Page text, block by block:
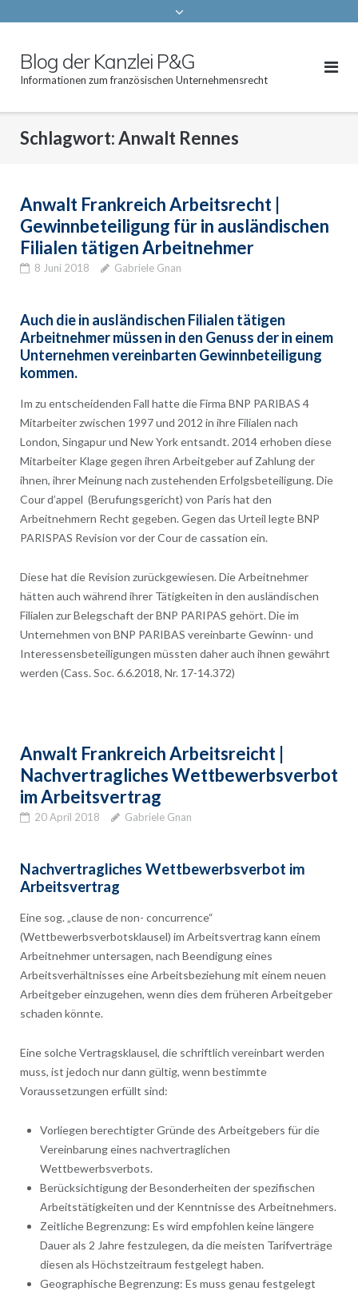
Blog der Kanzlei P&G
Informationen zum französischen Unternehmensrecht
Schlagwort:Anwalt Rennes
Anwalt Frankreich Arbeitsrecht |
Gewinnbeteiligung für in ausländischen
Filialen tätigen Arbeitnehmer
8 Juni 2018 Gabriele Gnan
Auch die in ausländischen Filialen tätigen
Arbeitnehmer müssen in den Genuss der in einem
Unternehmen vereinbarten Gewinnbeteiligung
kommen.
Im zu entscheidenden Fall hatte die Firma BNP PARIBAS 4
Mitarbeiter zwischen 1997 und 2012 in ihre Filialen nach
London, Singapur und New York entsandt. 2014 erhoben diese
Mitarbeiter Klage gegen ihren Arbeitgeber auf Zahlung der
ihnen, ihrer Meinung nach zustehenden Erfolgsbeteiligung. Die
Cour d’appel (Berufungsgericht) von Paris hat den
Arbeitnehmern Recht gegeben. Gegen das Urteil legte BNP
PARISPAS Revision vor der Cour de cassation ein.
Diese hat die Revision zurückgewiesen. Die Arbeitnehmer
hätten auch während ihrer Tätigkeiten in den ausländischen
Filialen zur Belegschaft der BNP PARIPAS gehört. Die im
Unternehmen von BNP PARIBAS vereinbarte Gewinn- und
Interessensbeteiligungen müssten daher auch ihnen gewährt
werden (Cass. Soc. 6.6.2018, Nr. 17-14.372)
Anwalt Frankreich Arbeitsreicht |
Nachvertragliches Wettbewerbsverbot
im Arbeitsvertrag
20 April 2018 Gabriele Gnan
Nachvertragliches Wettbewerbsverbot im
Arbeitsvertrag
Eine sog. „clause de non- concurrence“
(Wettbewerbsverbotsklausel) im Arbeitsvertrag kann einem
Arbeitnehmer untersagen, nach Beendigung eines
Arbeitsverhältnisses eine Arbeitsbeziehung mit einem neuen
Arbeitgeber einzugehen, wenn dies dem früheren Arbeitgeber
schaden könnte.
Eine solche Vertragsklausel, die schriftlich vereinbart werden
muss, ist jedoch nur dann gültig, wenn bestimmte
Voraussetzungen erfüllt sind:
Vorliegen berechtigter Gründe des Arbeitgebers für die
Vereinbarung eines nachvertraglichen
Wettbewerbsverbots.
Berücksichtigung der Besonderheiten der spezifischen
Arbeitstätigkeiten und der Kenntnisse des Arbeitnehmers.
Zeitliche Begrenzung: Es wird empfohlen keine längere
Dauer als 2 Jahre festzulegen, da die meisten Tarifverträge
diesen als Höchstzeitraum festgelegt haben.
Geographische Begrenzung: Es muss genau festgelegt